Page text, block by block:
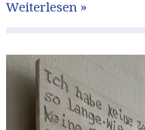
Weiterlesen »